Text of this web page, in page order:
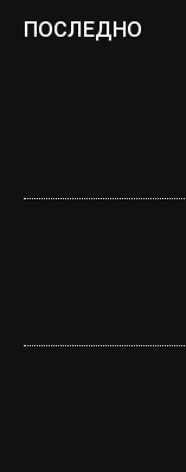
ПОСЛЕДНО